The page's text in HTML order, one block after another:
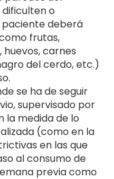
o
paciente deberá
frutas,
carnes
del cerdo, etc.)
se ha de seguir
supervisado por
la medida de lo
(como en la
en las que
al consumo de
previa como